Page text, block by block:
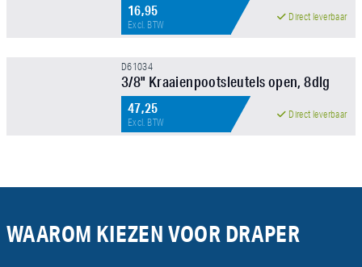
16,95
Excl. BTW
Direct leverbaar
D61034
3/8" Kraaienpootsleutels open, 8dlg
47,25
Excl. BTW
Direct leverbaar
WAAROM KIEZEN VOOR DRAPER